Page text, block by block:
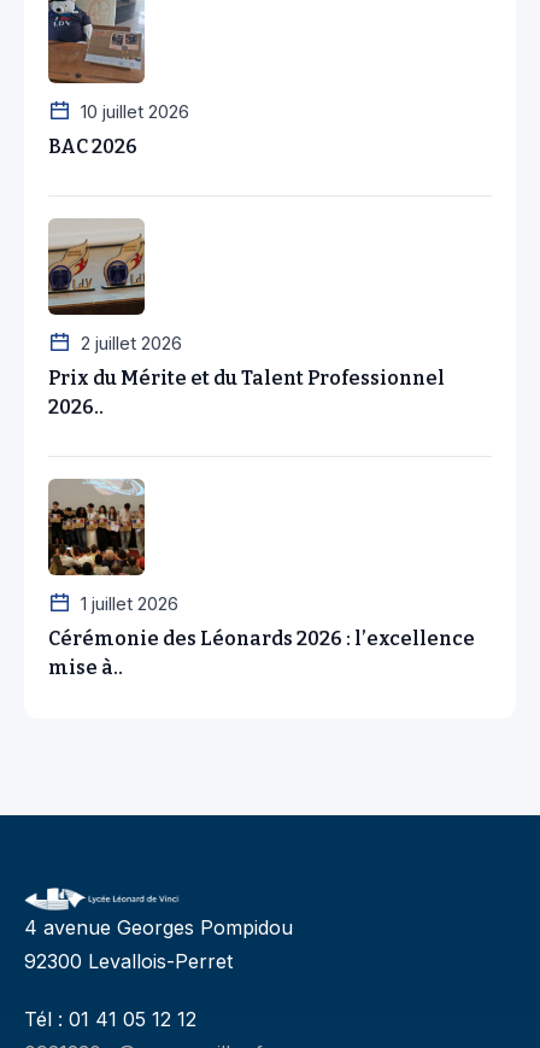
10 juillet 2026
BAC 2026
2 juillet 2026
Prix du Mérite et du Talent Professionnel
2026..
1 juillet 2026
Cérémonie des Léonards 2026 : l’excellence
mise à..
4 avenue Georges Pompidou
92300 Levallois-Perret
Tél : 01 41 05 12 12